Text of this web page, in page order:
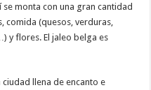
monta con una gran cantidad
comida (quesos, verduras,
y flores. El jaleo belga es
llena de encanto e